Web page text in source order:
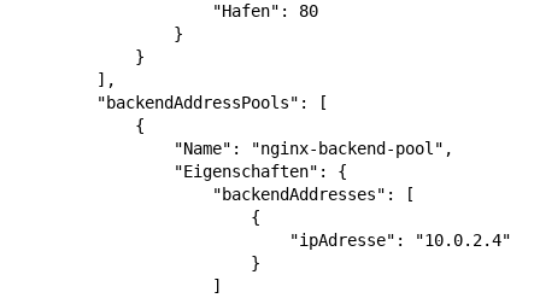
"Hafen" :
80
}
}
],
"backendAddressPools" :
[
{
"Name" : "nginx-backend-pool" ,
"Eigenschaften" :
{
"backendAddresses" :
[
{
"ipAdresse" :
"10.0.2.4"
}
]